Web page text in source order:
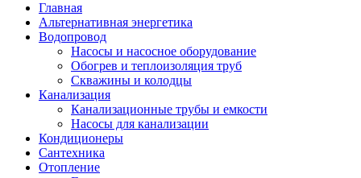
Главная
Альтернативная энергетика
Водопровод
Насосы и насосное оборудование
Обогрев и теплоизоляция труб
Скважины и колодцы
Канализация
Канализационные трубы и емкости
Насосы для канализации
Кондиционеры
Сантехника
Отопление